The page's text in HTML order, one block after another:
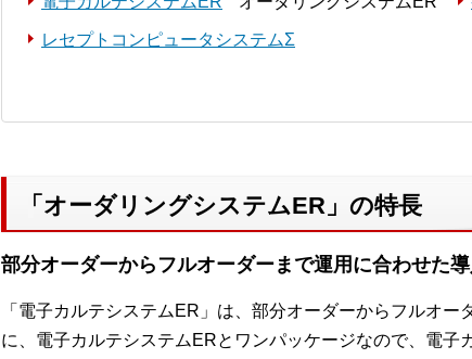
レセプトコンピュータシステムΣ
「オーダリングシステムER」の特長
部分オーダーからフルオーダーまで運用に合わせた
「電子カルテシステムER」は、部分オーダーからフルオ
に、電子カルテシステムERとワンパッケージなので、電子